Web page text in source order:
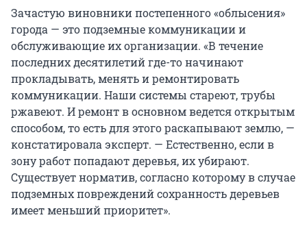
Зачастую виновники постепенного «облысения»
города — это подземные коммуникации и
обслуживающие их организации. «В течение
последних десятилетий где-то начинают
прокладывать, менять и ремонтировать
коммуникации. Наши системы стареют, трубы
ржавеют. И ремонт в основном ведется открытым
способом, то есть для этого раскапывают землю, —
констатировала эксперт. — Естественно, если в
зону работ попадают деревья, их убирают.
Существует норматив, согласно которому в случае
подземных повреждений сохранность деревьев
имеет меньший приоритет».